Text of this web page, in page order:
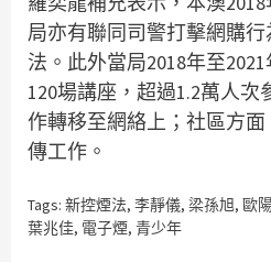
局亦有聯同司警打擊網購
法。此外當局2018年至
120場講座，超過1.2萬人
作轉移至網絡上；社區方
傳工作。
Tags: 新控煙法, 李靜儀, 梁孫旭, 歐
葉兆佳, 電子煙, 青少年